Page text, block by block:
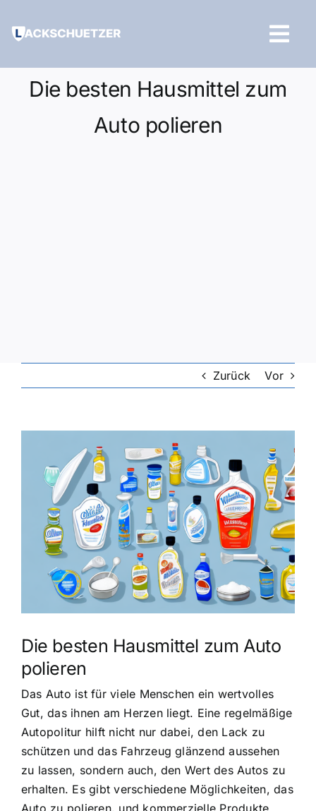
Inhalt
Die besten Hausmittel zum
Auto polieren
Zurück Vor
grösseres
Die besten Hausmittel zum Auto
polieren
Das Auto ist für viele Menschen ein wertvolles
Gut, das ihnen am Herzen liegt. Eine regelmäßige
Autopolitur hilft nicht nur dabei, den Lack zu
schützen und das Fahrzeug glänzend aussehen
zu lassen, sondern auch, den Wert des Autos zu
erhalten. Es gibt verschiedene Möglichkeiten, das